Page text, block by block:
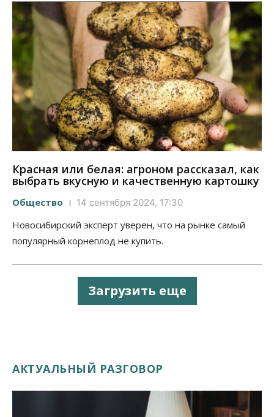
Красная или белая: агроном рассказал, как
выбрать вкусную и качественную картошку
Общество 14 сентября 2024, 17:30
Новосибирский эксперт уверен, что на рынке самый
популярный корнеплод не купить.
Загрузить еще
АКТУАЛЬНЫЙ РАЗГОВОР